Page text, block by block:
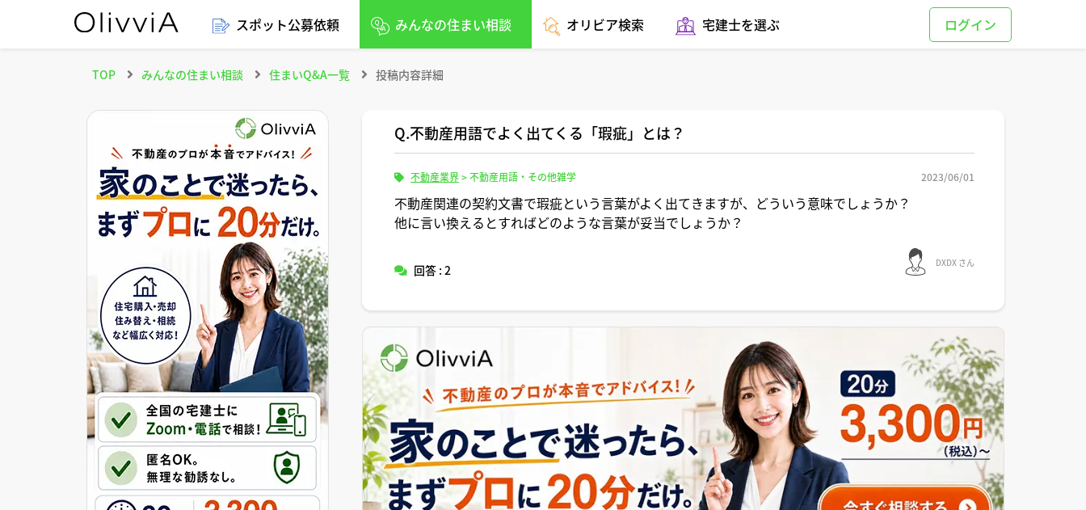
スポット公募依頼 みんなの住まい相談 オリビア検索 宅建士を選ぶ
TOP みんなの住まい相談 住まいQ&A一覧 投稿内容詳細
Q.不動産用語でよく出てくる「瑕疵」とは？
不動産業界>不動産用語・その他雑学 2023/06/01
不動産関連の契約文書で瑕疵という言葉がよく出てきますが、どういう意味でしょうか？
他に言い換えるとすればどのような言葉が妥当でしょうか？
回答 : 2 DXDX さん